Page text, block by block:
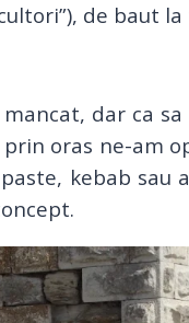
de baut
dar ca
oras ne-am
kebab